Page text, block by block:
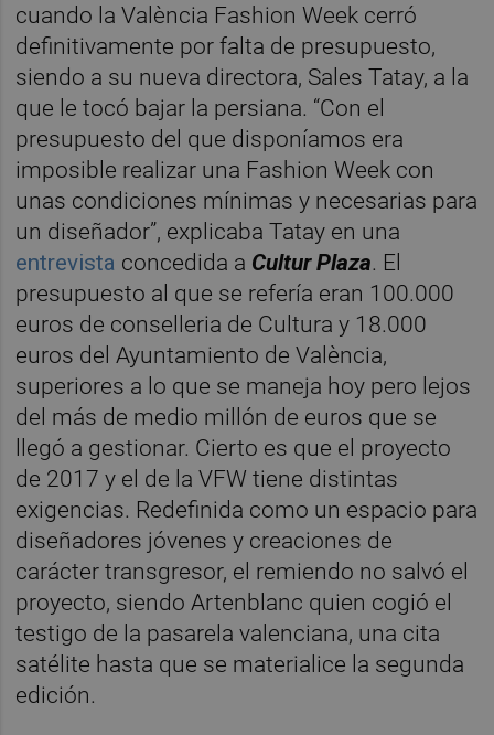
cuando la València Fashion Week cerró
definitivamente por falta de presupuesto,
siendo a su nueva directora, Sales Tatay, a la
que le tocó bajar la persiana. “Con el
presupuesto del que disponíamos era
imposible realizar una Fashion Week con
unas condiciones mínimas y necesarias para
un diseñador”, explicaba Tatay en una
entrevista concedida a Cultur Plaza. El
presupuesto al que se refería eran 100.000
euros de conselleria de Cultura y 18.000
euros del Ayuntamiento de València,
superiores a lo que se maneja hoy pero lejos
del más de medio millón de euros que se
llegó a gestionar. Cierto es que el proyecto
de 2017 y el de la VFW tiene distintas
exigencias. Redefinida como un espacio para
diseñadores jóvenes y creaciones de
carácter transgresor, el remiendo no salvó el
proyecto, siendo Artenblanc quien cogió el
testigo de la pasarela valenciana, una cita
satélite hasta que se materialice la segunda
edición.